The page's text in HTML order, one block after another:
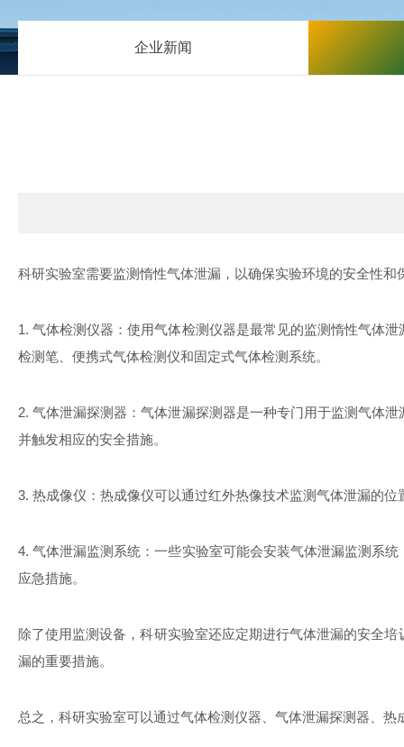
企业新闻
科研实验室需要监测惰性气体泄漏，以确保实验环境的安全性
1.气体检测仪器：使用气体检测仪器是最常见的监测惰性气体
检测笔、便携式气体检测仪和固定式气体检测系统。
2.气体泄漏探测器：气体泄漏探测器是一种专门用于监测气体
并触发相应的安全措施。
3. 热成像仪：热成像仪可以通过红外热像技术监测气体泄漏的
4.气体泄漏监测系统：一些实验室可能会安装气体泄漏监测系
应急措施。
除了使用监测设备，科研实验室还应定期进行气体泄漏的安全
漏的重要措施。
总之，科研实验室可以通过气体检测仪器、气体泄漏探测器、